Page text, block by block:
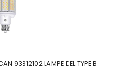
93312102 LAMPE DEL TYPE B